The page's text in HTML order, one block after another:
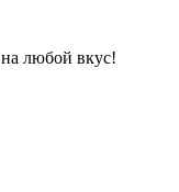
любой вкус!